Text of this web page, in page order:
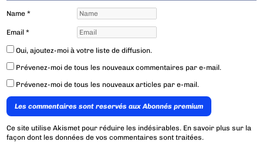
Name*
Email*
Oui, ajoutez-moi à votre liste de diffusion.
Prévenez-moi de tous les nouveaux commentaires par e-mail.
Prévenez-moi de tous les nouveaux articles par e-mail.
Les commentaires sont reservés aux Abonnés premium
Ce site utilise Akismet pour réduire les indésirables. En savoir plus sur la
façon dont les données de vos commentaires sont traitées.